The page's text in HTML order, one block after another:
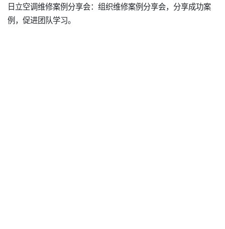
日立空调维修案例分享会：组织维修案例分享会，分享成功案
例，促进团队学习。